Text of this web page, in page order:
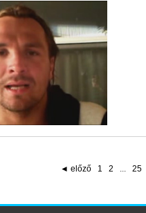
◄ előző 1 2 ... 25